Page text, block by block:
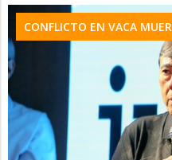
CONFLICTO EN VACA